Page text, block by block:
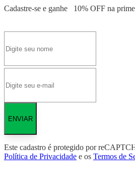
Cadastre-se e ganhe 10% OFF na
ENVIAR
Este cadastro é protegido por
Política de Privacidade e os Termos de